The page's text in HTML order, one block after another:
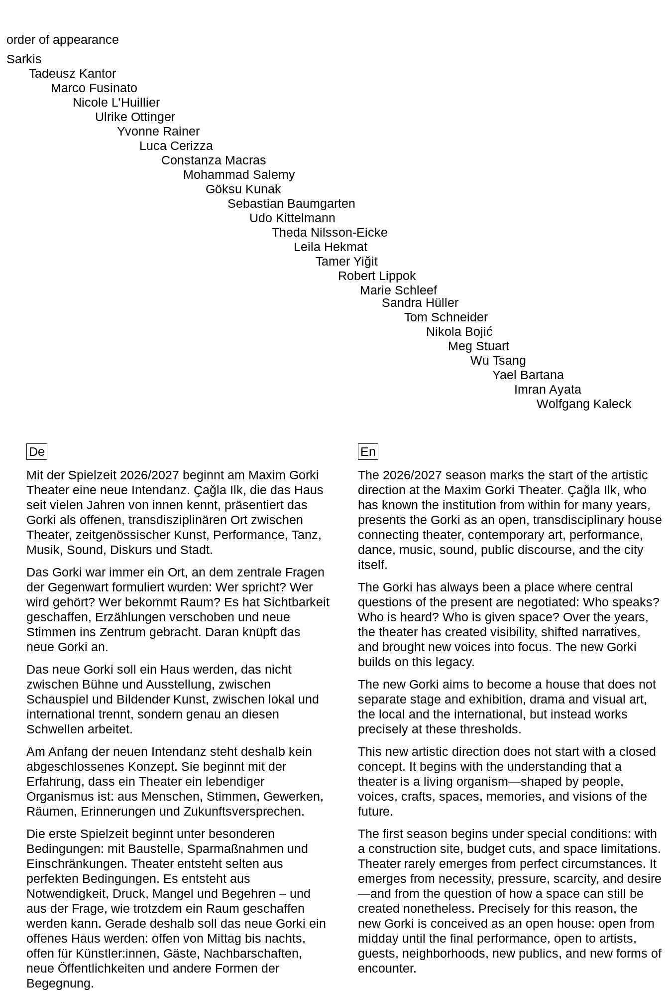
order of appearance
Sarkis
Tadeusz Kantor
Marco Fusinato
Nicole L’Huillier
Ulrike Ottinger
Yvonne Rainer
Luca Cerizza
Constanza Macras
Mohammad Salemy
Göksu Kunak
Sebastian Baumgarten
Udo Kittelmann
Theda Nilsson-Eicke
Leila Hekmat
Tamer Yiğit
Robert Lippok
Marie Schleef
Sandra Hüller
Tom Schneider
Nikola Bojić
Meg Stuart
Wu Tsang
Yael Bartana
Imran Ayata
Wolfgang Kaleck
De
Mit der Spielzeit 2026/2027 beginnt am Maxim Gorki
Theater eine neue Intendanz. Çağla Ilk, die das Haus
seit vielen Jahren von innen kennt, präsentiert das
Gorki als offenen, transdisziplinären Ort zwischen
Theater, zeitgenössischer Kunst, Performance, Tanz,
Musik, Sound, Diskurs und Stadt.
Das Gorki war immer ein Ort, an dem zentrale Fragen
der Gegenwart formuliert wurden: Wer spricht? Wer
wird gehört? Wer bekommt Raum? Es hat Sichtbarkeit
geschaffen, Erzählungen verschoben und neue
Stimmen ins Zentrum gebracht. Daran knüpft das
neue Gorki an.
Das neue Gorki soll ein Haus werden, das nicht
zwischen Bühne und Ausstellung, zwischen
Schauspiel und Bildender Kunst, zwischen lokal und
international trennt, sondern genau an diesen
Schwellen arbeitet.
Am Anfang der neuen Intendanz steht deshalb kein
abgeschlossenes Konzept. Sie beginnt mit der
Erfahrung, dass ein Theater ein lebendiger
Organismus ist: aus Menschen, Stimmen, Gewerken,
Räumen, Erinnerungen und Zukunftsversprechen.
Die erste Spielzeit beginnt unter besonderen
Bedingungen: mit Baustelle, Sparmaßnahmen und
Einschränkungen. Theater entsteht selten aus
perfekten Bedingungen. Es entsteht aus
Notwendigkeit, Druck, Mangel und Begehren – und
aus der Frage, wie trotzdem ein Raum geschaffen
werden kann. Gerade deshalb soll das neue Gorki ein
offenes Haus werden: offen von Mittag bis nachts,
offen für Künstler:innen, Gäste, Nachbarschaften,
neue Öffentlichkeiten und andere Formen der
Begegnung.
En
The 2026/2027 season marks the start of the artistic
direction at the Maxim Gorki Theater. Çağla Ilk, who
has known the institution from within for many years,
presents the Gorki as an open, transdisciplinary house
connecting theater, contemporary art, performance,
dance, music, sound, public discourse, and the city
itself.
The Gorki has always been a place where central
questions of the present are negotiated: Who speaks?
Who is heard? Who is given space? Over the years,
the theater has created visibility, shifted narratives,
and brought new voices into focus. The new Gorki
builds on this legacy.
The new Gorki aims to become a house that does not
separate stage and exhibition, drama and visual art,
the local and the international, but instead works
precisely at these thresholds.
This new artistic direction does not start with a closed
concept. It begins with the understanding that a
theater is a living organism—shaped by people,
voices, crafts, spaces, memories, and visions of the
future.
The first season begins under special conditions: with
a construction site, budget cuts, and space limitations.
Theater rarely emerges from perfect circumstances. It
emerges from necessity, pressure, scarcity, and desire
—and from the question of how a space can still be
created nonetheless. Precisely for this reason, the
new Gorki is conceived as an open house: open from
midday until the final performance, open to artists,
guests, neighborhoods, new publics, and new forms of
encounter.